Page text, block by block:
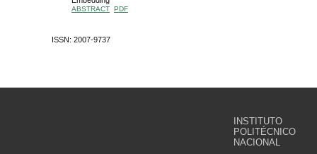
ABSTRACT PDF
ISSN: 2007-9737
INSTITUTO
POLITÉCNICO
NACIONAL